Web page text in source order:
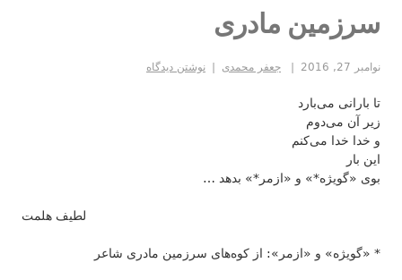
سرزمین مادری
نوامبر 27, 2016 جعفر محمدی نوشتن دیدگاه
تا بارانی می‌بارد
زیر آن می‌دوم
و خدا خدا می‌کنم
این بار
بوی «گویژه*» و «ازمر‌*» بدهد …
لطیف هلمت
* «گویژه» و «ازمر»: از کوه‌های سرزمین مادری شاعر